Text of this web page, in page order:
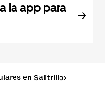
la app para
en Salitrillo>